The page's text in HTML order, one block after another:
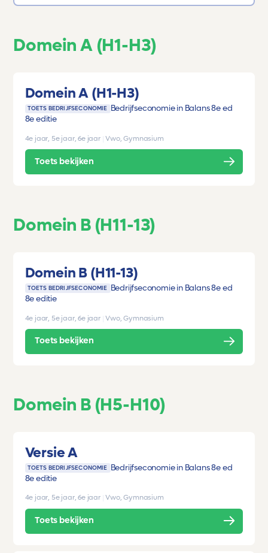
Domein A (H1-H3)
Domein A (H1-H3)
TOETS BEDRIJFSECONOMIE Bedrijfseconomie in Balans 8e ed
8e editie
4e jaar, 5e jaar, 6e jaar Vwo, Gymnasium
Toets bekijken
Domein B (H11-13)
Domein B (H11-13)
TOETS BEDRIJFSECONOMIE Bedrijfseconomie in Balans 8e ed
8e editie
4e jaar, 5e jaar, 6e jaar Vwo, Gymnasium
Toets bekijken
Domein B (H5-H10)
Versie A
TOETS BEDRIJFSECONOMIE Bedrijfseconomie in Balans 8e ed
8e editie
4e jaar, 5e jaar, 6e jaar Vwo, Gymnasium
Toets bekijken